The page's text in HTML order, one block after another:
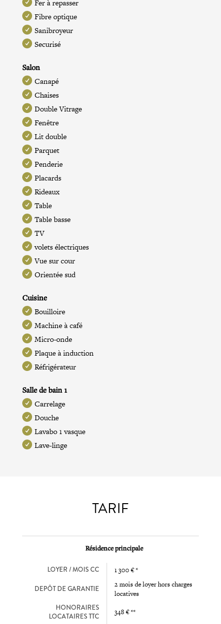
Fer à repasser
Fibre optique
Sanibroyeur
Securisé
Salon
Canapé
Chaises
Double Vitrage
Fenêtre
Lit double
Parquet
Penderie
Placards
Rideaux
Table
Table basse
TV
volets électriques
Vue sur cour
Orientée sud
Cuisine
Bouilloire
Machine à café
Micro-onde
Plaque à induction
Réfrigérateur
Salle de bain 1
Carrelage
Douche
Lavabo 1 vasque
Lave-linge
TARIF
Résidence principale
LOYER / MOIS CC 1 300 € *
DEPÔT DE GARANTIE
2 mois de loyer hors charges
locatives
HONORAIRES
LOCATAIRES TTC
348 € **